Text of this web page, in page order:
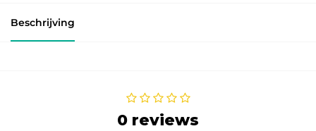
Beschrijving
0 reviews